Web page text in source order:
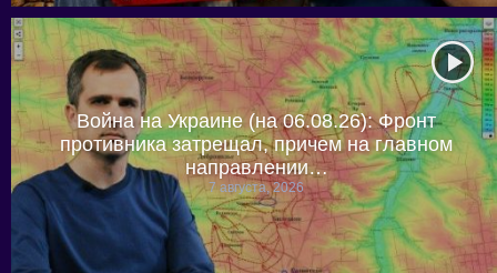
Война на Украине (на 06.08.26): Фронт
противника затрещал, причем на главном
направлении…
7 августа, 2026